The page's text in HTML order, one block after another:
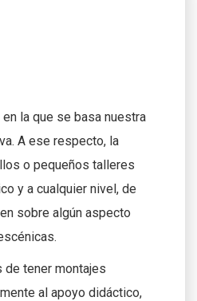
la que se basa nuestra
A ese respecto, la
o pequeños talleres
y a cualquier nivel, de
sobre algún aspecto
de tener montajes
al apoyo didáctico,